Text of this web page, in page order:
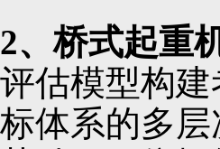
2、桥式起重
评估模型构
标体系的多